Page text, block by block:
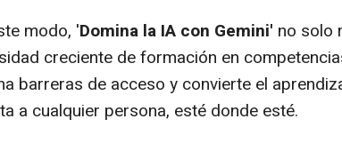
modo, 'Domina la IA con Gemini' no solo
creciente de formación en
barreras de acceso y convierte el
a cualquier persona, esté donde esté.